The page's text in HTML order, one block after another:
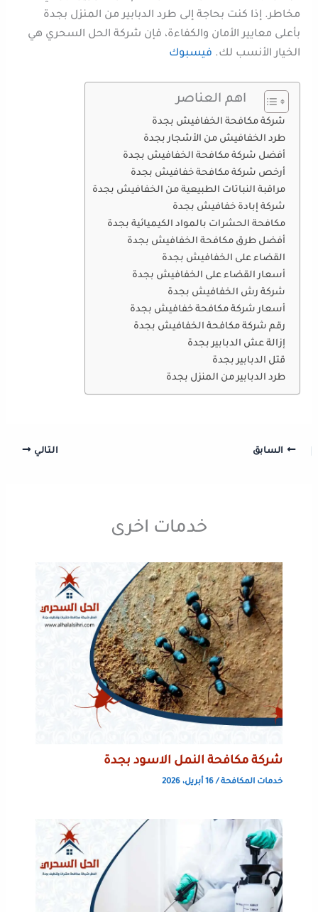
مخاطر. إذا كنت بحاجة إلى طرد الدبابير من المنزل بجدة
بأعلى معايير الأمان والكفاءة، فإن شركة الحل السحري هي
الخيار الأنسب لك. فيسبوك
اهم العناصر
شركة مكافحة الخفافيش بجدة
طرد الخفافيش من الأشجار بجدة
أفضل شركة مكافحة الخفافيش بجدة
أرخص شركة مكافحة خفافيش بجدة
مراقبة النباتات الطبيعية من الخفافيش بجدة
شركة إبادة خفافيش بجدة
مكافحة الحشرات بالمواد الكيميائية بجدة
أفضل طرق مكافحة الخفافيش بجدة
القضاء على الخفافيش بجدة
أسعار القضاء على الخفافيش بجدة
شركة رش الخفافيش بجدة
أسعار شركة مكافحة خفافيش بجدة
رقم شركة مكافحة الخفافيش بجدة
إزالة عش الدبابير بجدة
قتل الدبابير بجدة
طرد الدبابير من المنزل بجدة
السابق التالي
خدمات اخرى
شركة مكافحة النمل الاسود بجدة
خدمات المكافحة/16 أبريل، 2026